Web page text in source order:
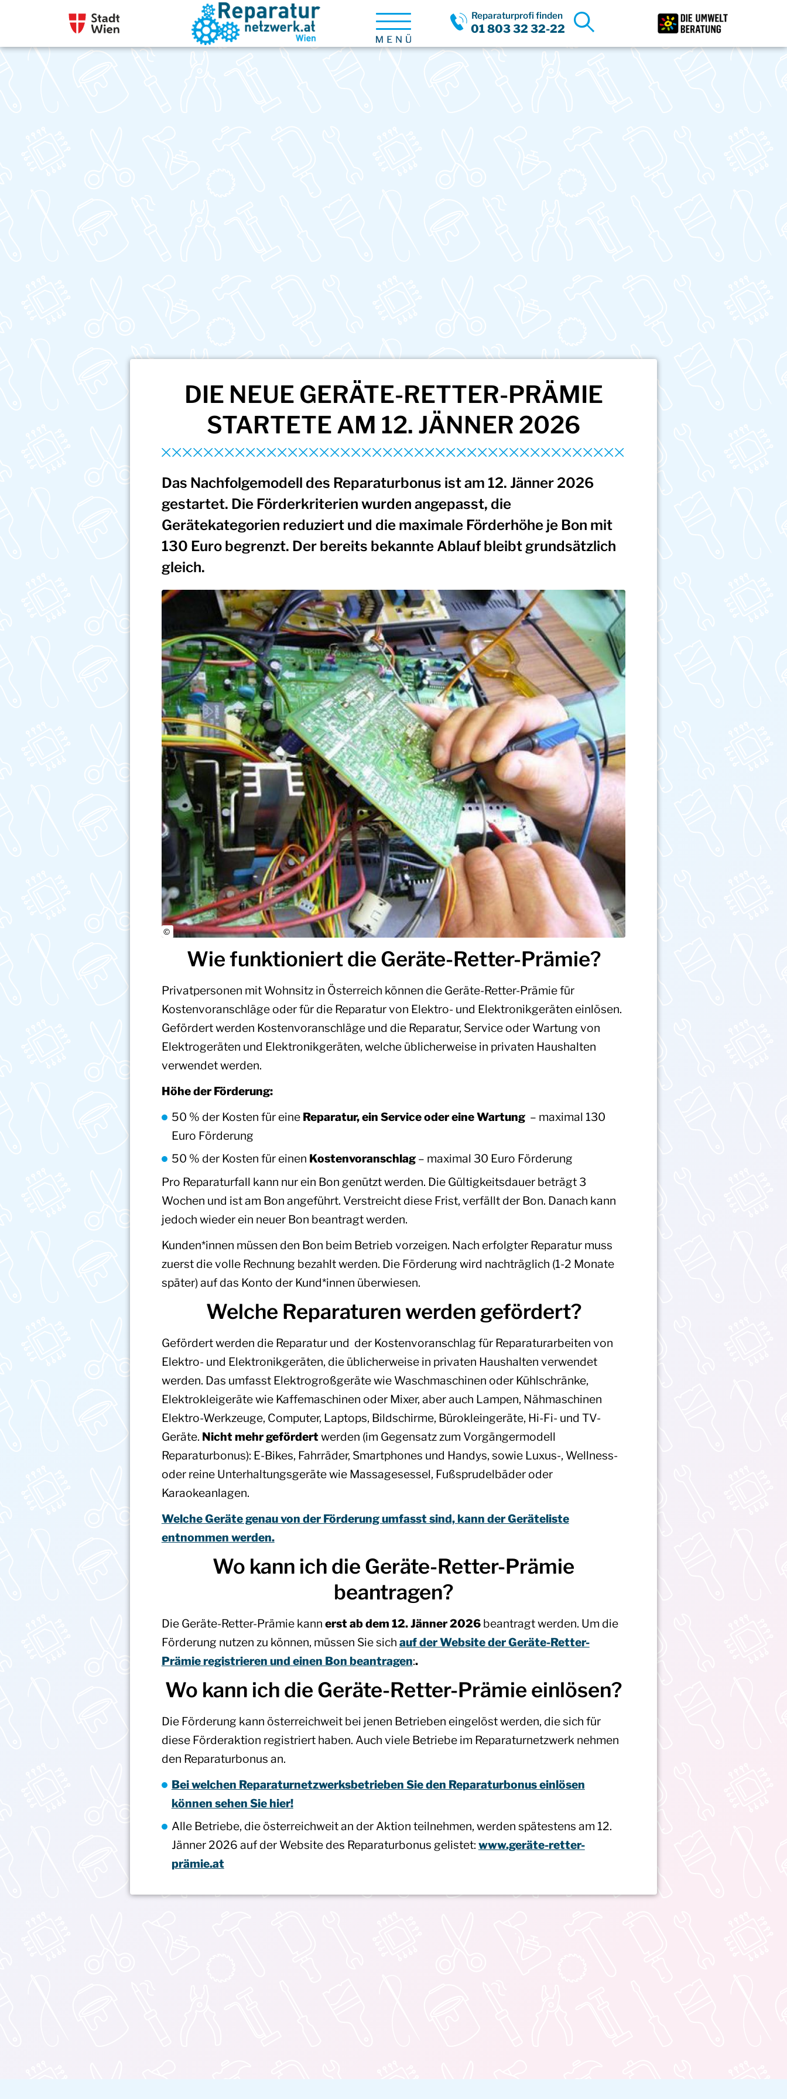
Menü
öffnen
Reparaturprofi finden
01 803 32 32-22
Reparaturprofis
DIE NEUE GERÄTE-RETTER-PRÄMIE
STARTETE AM 12. JÄNNER 2026
Das Nachfolgemodell des Reparaturbonus ist am 12. Jänner 2026
gestartet. Die Förderkriterien wurden angepasst, die
Gerätekategorien reduziert und die maximale Förderhöhe je Bon mit
130 Euro begrenzt. Der bereits bekannte Ablauf bleibt grundsätzlich
gleich.
Wie funktioniert die Geräte-Retter-Prämie?
Privatpersonen mit Wohnsitz in Österreich können die Geräte-Retter-Prämie für
Kostenvoranschläge oder für die Reparatur von Elektro- und Elektronikgeräten einlösen.
Gefördert werden Kostenvoranschläge und die Reparatur, Service oder Wartung von
Elektrogeräten und Elektronikgeräten, welche üblicherweise in privaten Haushalten
verwendet werden.
Höhe der Förderung:
50 % der Kosten für eine Reparatur, ein Service oder eine Wartung– maximal 130
Euro Förderung
50 % der Kosten für einen Kostenvoranschlag – maximal 30 Euro Förderung
Pro Reparaturfall kann nur ein Bon genützt werden. Die Gültigkeitsdauer beträgt 3
Wochen und ist am Bon angeführt. Verstreicht diese Frist, verfällt der Bon. Danach kann
jedoch wieder ein neuer Bon beantragt werden.
Kunden*innen müssen den Bon beim Betrieb vorzeigen. Nach erfolgter Reparatur muss
zuerst die volle Rechnung bezahlt werden. Die Förderung wird nachträglich (1-2 Monate
später) auf das Konto der Kund*innen überwiesen.
Welche Reparaturen werden gefördert?
Gefördert werden die Reparatur und der Kostenvoranschlag für Reparaturarbeiten von
Elektro- und Elektronikgeräten, die üblicherweise in privaten Haushalten verwendet
werden. Das umfasst Elektrogroßgeräte wie Waschmaschinen oder Kühlschränke,
Elektrokleigeräte wie Kaffemaschinen oder Mixer, aber auch Lampen, Nähmaschinen
Elektro-Werkzeuge, Computer, Laptops, Bildschirme, Bürokleingeräte, Hi-Fi- und TV-
Geräte. Nicht mehr gefördert werden (im Gegensatz zum Vorgängermodell
Reparaturbonus): E-Bikes, Fahrräder, Smartphones und Handys, sowie Luxus-, Wellness-
oder reine Unterhaltungsgeräte wie Massagesessel, Fußsprudelbäder oder
Karaokeanlagen.
Welche Geräte genau von der Förderung umfasst sind, kann der Geräteliste
entnommen werden.
Wo kann ich die Geräte-Retter-Prämie
beantragen?
Die Geräte-Retter-Prämie kann erst ab dem 12. Jänner 2026beantragt werden. Um die
Förderung nutzen zu können, müssen Sie sich auf der Website der Geräte-Retter-
Prämie registrieren und einen Bon beantragen:.
Wo kann ich die Geräte-Retter-Prämie einlösen?
Die Förderung kann österreichweit bei jenen Betrieben eingelöst werden, die sich für
diese Förderaktion registriert haben. Auch viele Betriebe im Reparaturnetzwerk nehmen
den Reparaturbonus an.
Bei welchen Reparaturnetzwerksbetrieben Sie den Reparaturbonus einlösen
können sehen Sie hier!
Alle Betriebe, die österreichweit an der Aktion teilnehmen, werden spätestens am 12.
Jänner 2026 auf der Website des Reparaturbonus gelistet: www.geräte-retter-
prämie.at